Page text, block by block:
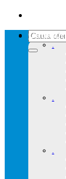
Caută
după:.
.
.